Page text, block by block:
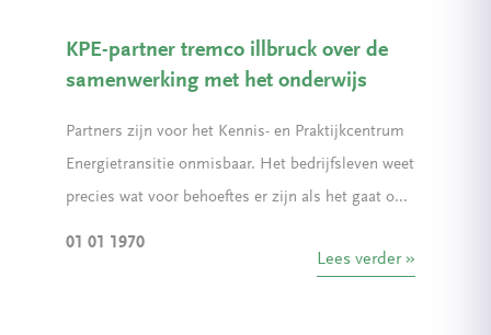
KPE-partner tremco illbruck over de
samenwerking met het onderwijs
Partners zijn voor het Kennis- en Praktijkcentrum
Energietransitie onmisbaar. Het bedrijfsleven weet
precies wat voor behoeftes er zijn als het gaat o...
01 01 1970
Lees verder